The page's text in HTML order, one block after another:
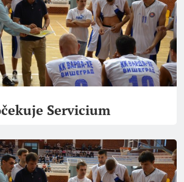
Servicium